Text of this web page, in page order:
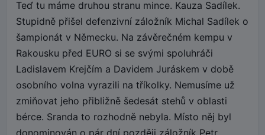
Teď tu máme druhou stranu mince. Kauza Sadílek.
Stupidně přišel defenzivní záložník Michal Sadílek o
šampionát v Německu. Na závěrečném kempu v
Rakousku před EURO si se svými spoluhráči
Ladislavem Krejčím a Davidem Juráskem v době
osobního volna vyrazili na tříkolky. Nemusíme už
zmiňovat jeho přibližně šedesát stehů v oblasti
bérce. Sranda to rozhodně nebyla. Místo něj byl
donominován o pár dní později záložník Petr